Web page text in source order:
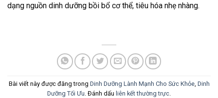
dạng nguồn dinh dưỡng bồi bổ cơ thể, tiêu hóa nhẹ nhàng.
Bài viết này được đăng trong Dinh Dưỡng Lành Mạnh Cho Sức Khỏe, Dinh
Dưỡng Tối Ưu. Đánh dấu liên kết thường trực.